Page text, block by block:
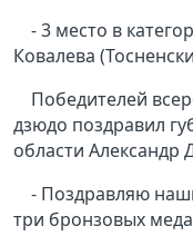
- 3 место в
Ковалева
Победителей
дзюдо поздравил
области Александр
- Поздравляю
три бронзовых